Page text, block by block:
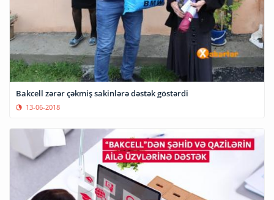
Bakcell zərər çəkmiş sakinlərə dəstək göstərdi
13-06-2018